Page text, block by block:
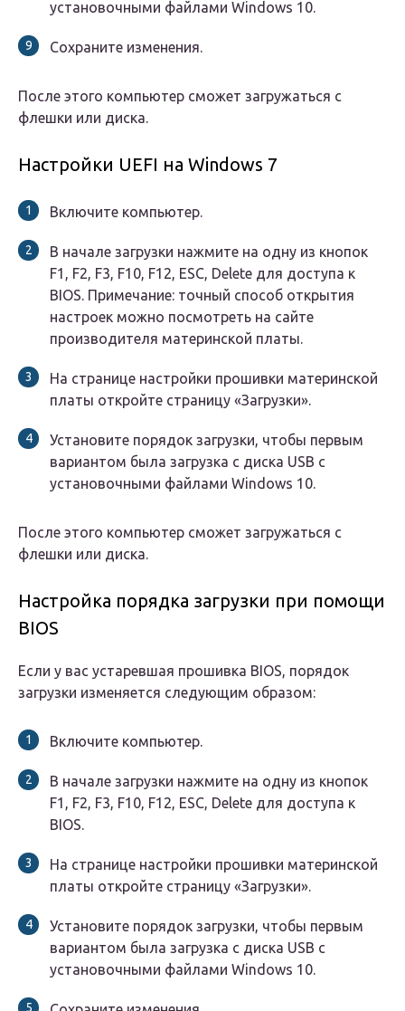
установочными файлами Windows 10.
Сохраните изменения.
После этого компьютер сможет загружаться с
флешки или диска.
Настройки UEFI на Windows 7
Включите компьютер.
В начале загрузки нажмите на одну из кнопок
F1, F2, F3, F10, F12, ESC, Delete для доступа к
BIOS. Примечание: точный способ открытия
настроек можно посмотреть на сайте
производителя материнской платы.
На странице настройки прошивки материнской
платы откройте страницу «Загрузки».
Установите порядок загрузки, чтобы первым
вариантом была загрузка с диска USB с
установочными файлами Windows 10.
После этого компьютер сможет загружаться с
флешки или диска.
Настройка порядка загрузки при помощи
BIOS
Если у вас устаревшая прошивка BIOS, порядок
загрузки изменяется следующим образом:
Включите компьютер.
В начале загрузки нажмите на одну из кнопок
F1, F2, F3, F10, F12, ESC, Delete для доступа к
BIOS.
На странице настройки прошивки материнской
платы откройте страницу «Загрузки».
Установите порядок загрузки, чтобы первым
вариантом была загрузка с диска USB с
установочными файлами Windows 10.